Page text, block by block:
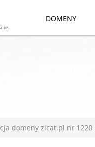
DOMENY
domeny zicat.pl nr 1220